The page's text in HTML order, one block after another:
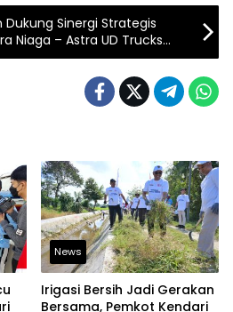
Dukung Sinergi Strategis
Niaga – Astra UD Trucks
Armada Demi
Distribusi Energi
News
Irigasi Bersih Jadi Gerakan
Bersama, Pemkot Kendari